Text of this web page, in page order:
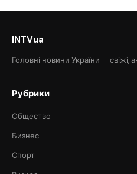
INTVua
Головні новини України — свіжі,
Рубрики
Общество
Бизнес
Спорт